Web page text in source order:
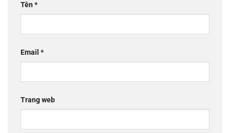
Tên*
Email *
Trang web